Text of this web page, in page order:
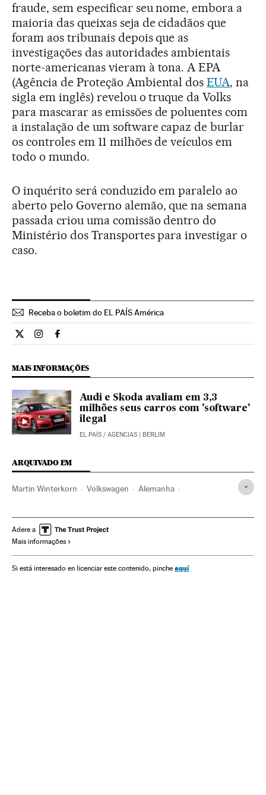
fraude, sem especificar seu nome, embora a
maioria das queixas seja de cidadãos que
foram aos tribunais depois que as
investigações das autoridades ambientais
norte-americanas vieram à tona. A EPA
(Agência de Proteção Ambiental dosEUA, na
sigla em inglês) revelou o truque da Volks
para mascarar as emissões de poluentes com
a instalação de um software capaz de burlar
os controles em 11 milhões de veículos em
todo o mundo.
O inquérito será conduzido em paralelo ao
aberto pelo Governo alemão, que na semana
passada criou uma comissão dentro do
Ministério dos Transportes para investigar o
caso.
Receba o boletim do EL PAÍS América
Internacional El País Brasil en Twitter
Internacional El País Brasil en Instagram
Internacional El País Brasil en Facebook
MAIS INFORMAÇÕES
Audi e Skoda avaliam em 3,3
milhões seus carros com 'software'
ilegal
EL PAÍS / AGENCIAS | BERLIM
ARQUIVADO EM
Martin Winterkorn Volkswagen Alemanha
Emissão gases Fraudes
Volkswagen Group
Contaminação Problemas ambientais Automobilismo
Adere a
Mais informações
Si está interesado en licenciar este contenido, pinche aquí